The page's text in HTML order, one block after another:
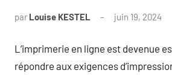
par Louise KESTEL juin 19, 2024
L’imprimerie en ligne est devenue
répondre aux exigences